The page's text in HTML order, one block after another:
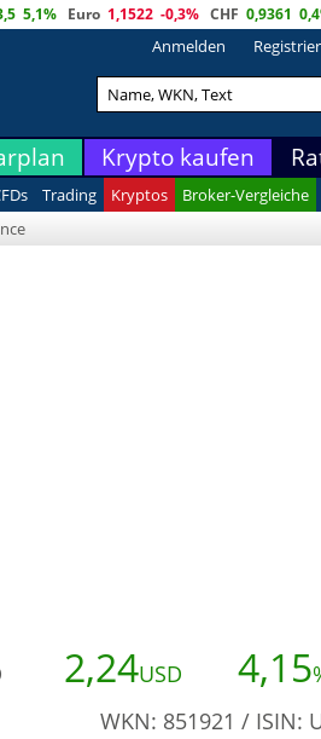
5,1% Euro 1,1522 -0,3% CHF 0,9361
Anmelden
Krypto kaufen
Trading Kryptos Broker-Vergleiche
2,24USD 4,15
WKN: 851921 / ISIN: